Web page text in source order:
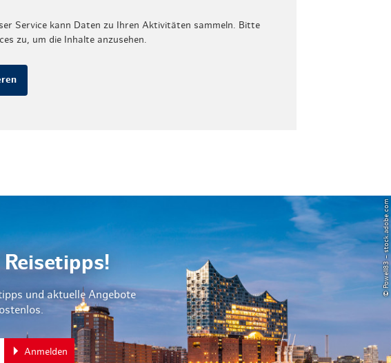
Service kann Daten zu Ihren Aktivitäten sammeln. Bitte
zu, um die Inhalte anzusehen.
und aktuelle Angebote
Anmelden
© Powell83 – stock.adobe.com